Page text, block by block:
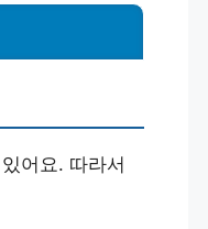
어요. 따라서